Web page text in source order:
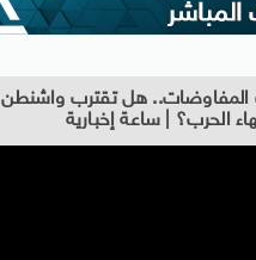
هل تقترب واشنطن
الحرب؟ | ساعة إخبارية